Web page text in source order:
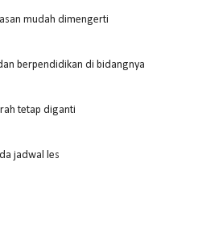
mudah dimengerti
berpendidikan di bidangnya
tetap diganti
jadwal les